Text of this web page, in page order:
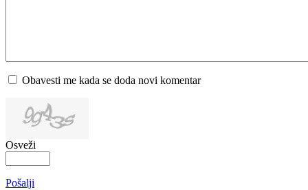
Obavesti me kada se doda novi komentar
Osveži
Pošalji